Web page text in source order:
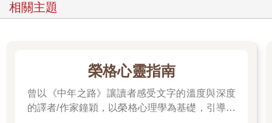
相關主題
榮格心靈指南
曾以《中年之路》讓讀者感受文字的溫度與深度
的譯者/作家鐘穎，以榮格心理學為基礎，引導你